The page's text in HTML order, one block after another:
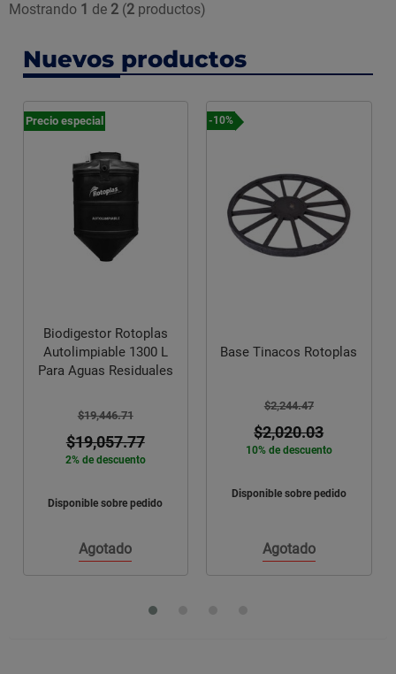
Mostrando 1 de 2 (2 productos)
Nuevos productos
Precio especial
Biodigestor Rotoplas
Autolimpiable 1300 L
Para Aguas Residuales
$19,446.71
$19,057.77
2% de descuento
Disponible sobre pedido
Agotado
-10%
Base Tinacos Rotoplas
$2,244.47
$2,020.03
10% de descuento
Disponible sobre pedido
Agotado